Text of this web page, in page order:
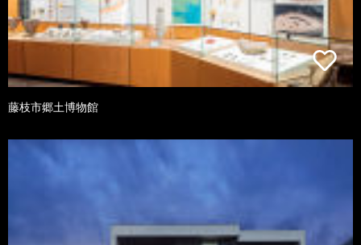
藤枝市郷土博物館